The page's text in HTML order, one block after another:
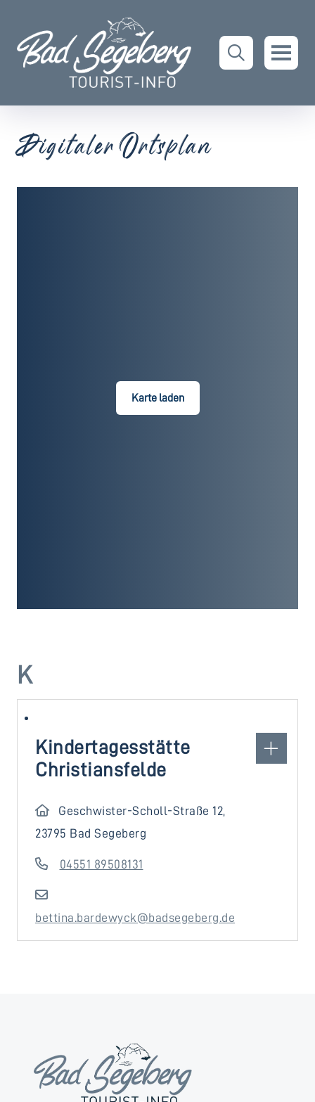
Digitaler Ortsplan
Karte laden
K
Kindertagesstätte
Christiansfelde
Geschwister-Scholl-Straße 12,
23795 Bad Segeberg
04551 89508131
bettina.bardewyck@badsegeberg.de